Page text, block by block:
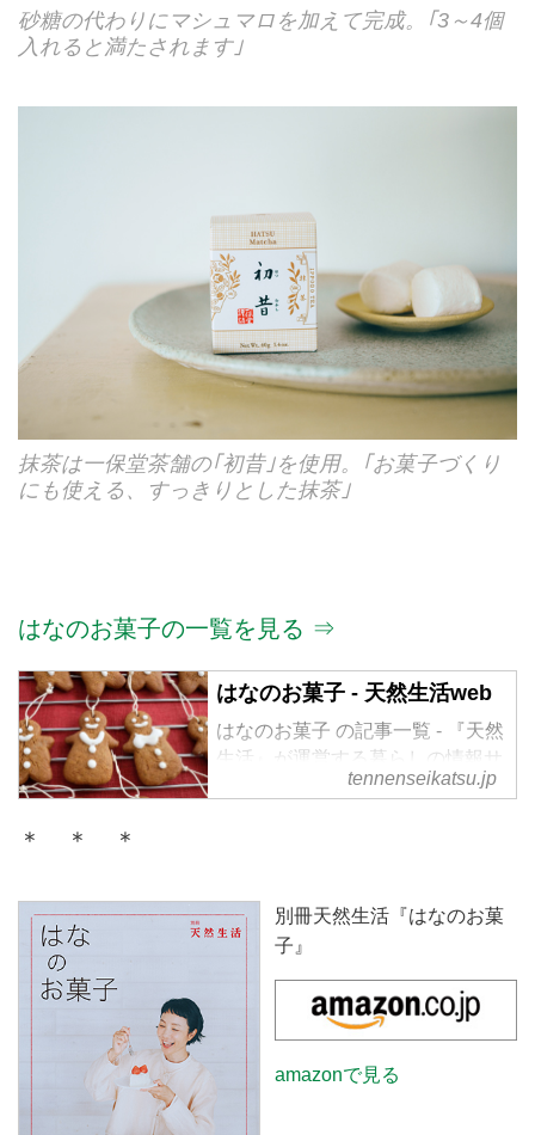
砂糖の代わりにマシュマロを加えて完成。｢3～4個
入れると満たされます｣
抹茶は一保堂茶舗の｢初昔｣を使用。｢お菓子づくり
にも使える、すっきりとした抹茶｣
はなのお菓子の一覧を見る ⇒
はなのお菓子 - 天然生活web
はなのお菓子 の記事一覧 - 『天然
生活』が運営する暮らしの情報サ
イト。食やファッション、暮らし
tennenseikatsu.jp
＊ ＊ ＊
別冊天然生活『はなのお菓
子』
amazonで見る